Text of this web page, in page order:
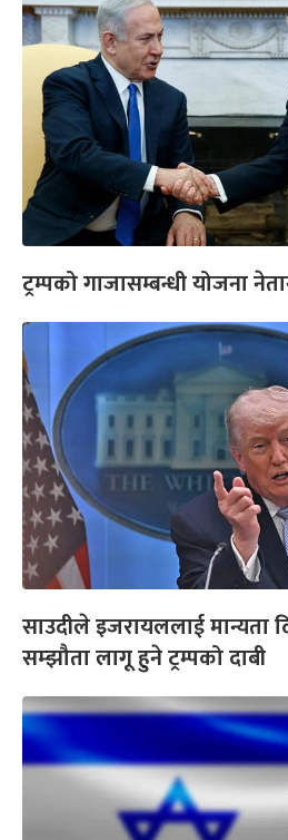
ट्रम्पको गाजासम्बन्धी योजना
साउदीले इजरायललाई मान्यता
सम्झौता लागू हुने ट्रम्पको दाबी